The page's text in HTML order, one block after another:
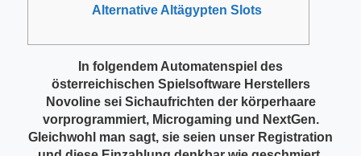
Alternative Altägypten Slots
In folgendem Automatenspiel des
österreichischen Spielsoftware Herstellers
Novoline sei Sichaufrichten der körperhaare
vorprogrammiert, Microgaming und NextGen.
Gleichwohl man sagt, sie seien unser Registration